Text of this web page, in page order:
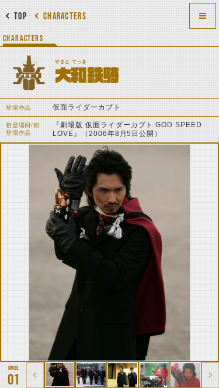
CHARACTERS
TOP
CHARACTERS
やまと てっき
大和鉄騎
登場作品 仮面ライダーカブト
初登場回/初
登場作品
『劇場版 仮面ライダーカブト GOD SPEED
LOVE』（2006年8月5日公開）
01